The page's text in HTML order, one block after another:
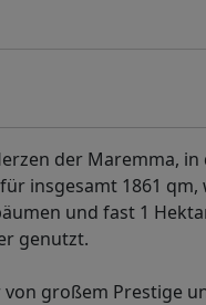
der Maremma,
insgesamt 1861 qm,
und fast 1
genutzt.
von großem Prestige